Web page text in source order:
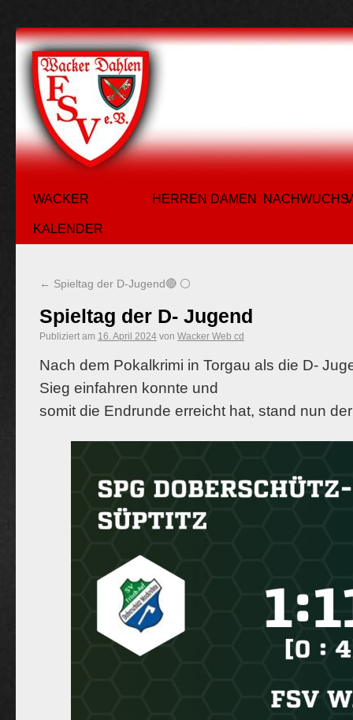
WACKER
KALENDER
HERREN DAMEN NACHWUCHS
← Spieltag der D-Jugend🔴 ⚪
Spieltag der D- Jugend
Publiziert am 16. April 2024 von Wacker Web cd
Nach dem Pokalkrimi in Torgau als die D-
Sieg einfahren konnte und
somit die Endrunde erreicht hat, stand nun